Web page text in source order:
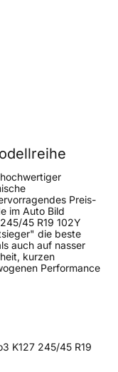
Preis-
im Auto Bild
45 R19 102Y
die beste
auch auf nasser
kurzen
Performance
K127 245/45 R19